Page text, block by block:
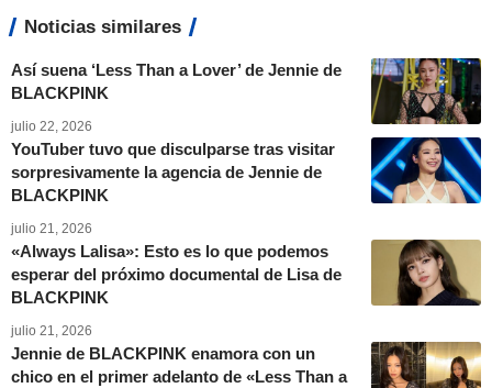
Noticias similares
Así suena ‘Less Than a Lover’ de Jennie de
BLACKPINK
julio 22, 2026
YouTuber tuvo que disculparse tras visitar
sorpresivamente la agencia de Jennie de
BLACKPINK
julio 21, 2026
«Always Lalisa»: Esto es lo que podemos
esperar del próximo documental de Lisa de
BLACKPINK
julio 21, 2026
Jennie de BLACKPINK enamora con un
chico en el primer adelanto de «Less Than a